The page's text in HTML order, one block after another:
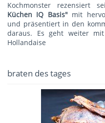
Kochmonster rezensiert
Küchen IQ Basis" mit
und präsentiert in den
daraus. Es geht weiter mit
Hollandaise
braten des tages